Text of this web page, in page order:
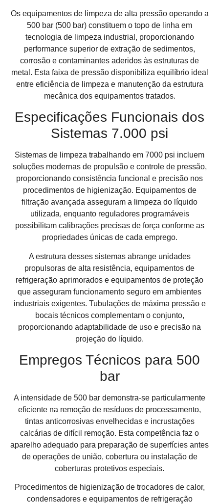
Os equipamentos de limpeza de alta pressão operando a
500 bar (500 bar) constituem o topo de linha em
tecnologia de limpeza industrial, proporcionando
performance superior de extração de sedimentos,
corrosão e contaminantes aderidos às estruturas de
metal. Esta faixa de pressão disponibiliza equilíbrio ideal
entre eficiência de limpeza e manutenção da estrutura
mecânica dos equipamentos tratados.
Especificações Funcionais dos
Sistemas 7.000 psi
Sistemas de limpeza trabalhando em 7000 psi incluem
soluções modernas de propulsão e controle de pressão,
proporcionando consistência funcional e precisão nos
procedimentos de higienização. Equipamentos de
filtração avançada asseguram a limpeza do líquido
utilizada, enquanto reguladores programáveis
possibilitam calibrações precisas de força conforme as
propriedades únicas de cada emprego.
A estrutura desses sistemas abrange unidades
propulsoras de alta resistência, equipamentos de
refrigeração aprimorados e equipamentos de proteção
que asseguram funcionamento seguro em ambientes
industriais exigentes. Tubulações de máxima pressão e
bocais técnicos complementam o conjunto,
proporcionando adaptabilidade de uso e precisão na
projeção do líquido.
Empregos Técnicos para 500
bar
A intensidade de 500 bar demonstra-se particularmente
eficiente na remoção de resíduos de processamento,
tintas anticorrosivas envelhecidas e incrustações
calcárias de difícil remoção. Esta competência faz o
aparelho adequado para preparação de superfícies antes
de operações de união, cobertura ou instalação de
coberturas protetivos especiais.
Procedimentos de higienização de trocadores de calor,
condensadores e equipamentos de refrigeração